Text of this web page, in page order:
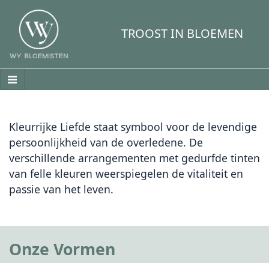
TROOST IN BLOEMEN
Kleurrijke Liefde staat symbool voor de levendige
persoonlijkheid van de overledene. De
verschillende arrangementen met gedurfde tinten
van felle kleuren weerspiegelen de vitaliteit en
passie van het leven.
Onze Vormen